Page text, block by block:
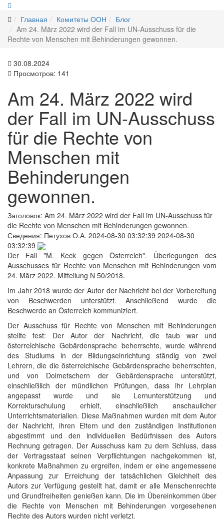
Главная Комитеты ООН
Блог
Am 24. März 2022 wird der Fall im UN-Ausschuss für die
Rechte von Menschen mit Behinderungen gewonnen.
30.08.2024
Просмотров: 141
Am 24. März 2022 wird
der Fall im UN-Ausschuss
für die Rechte von
Menschen mit
Behinderungen
gewonnen.
Заголовок: Am 24. März 2022 wird der Fall im UN-Ausschuss für
die Rechte von Menschen mit Behinderungen gewonnen.
Сведения: Петухов О.А. 2024-08-30 03:32:39 2024-08-30
03:32:39
Der Fall "M. Keck gegen Österreich". Überlegungen des
Ausschusses für Rechte von Menschen mit Behinderungen vom
24. März 2022. Mitteilung N 50/2018.
Im Jahr 2018 wurde der Autor der Nachricht bei der Vorbereitung
von Beschwerden unterstützt. Anschließend wurde die
Beschwerde an Österreich kommuniziert.
Der Ausschuss für Rechte von Menschen mit Behinderungen
stellte fest: Der Autor der Nachricht, die taub war und
österreichische Gebärdensprache beherrschte, wurde während
des Studiums in der Bildungseinrichtung ständig von zwei
Lehrern, die die österreichische Gebärdensprache beherrschten,
und von Dolmetschern der Gebärdensprache unterstützt,
einschließlich der mündlichen Prüfungen, dass ihr Lehrplan
angepasst wurde und sie Lernunterstützung und
Korrekturschulung erhielt, einschließlich anschaulicher
Unterrichtsmaterialien. Diese Maßnahmen wurden mit dem Autor
der Nachricht, ihren Eltern und den zuständigen Institutionen
abgestimmt und den individuellen Bedürfnissen des Autors
Rechnung getragen. Der Ausschuss kam zu dem Schluss, dass
der Vertragsstaat seinen Verpflichtungen nachgekommen ist,
konkrete Maßnahmen zu ergreifen, indem er eine angemessene
Anpassung zur Erreichung der tatsächlichen Gleichheit des
Autors zur Verfügung gestellt hat, damit er alle Menschenrechte
und Grundfreiheiten genießen kann. Die im Übereinkommen über
die Rechte von Menschen mit Behinderungen vorgesehenen
Rechte des Autors wurden nicht verletzt.